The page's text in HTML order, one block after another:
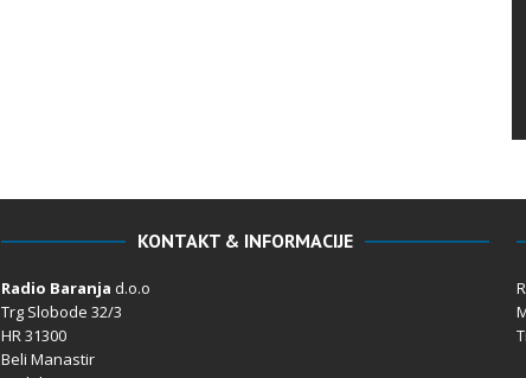
KONTAKT & INFORMACIJE
Radio Baranja d.o.o
Trg Slobode 32/3
HR 31300
Beli Manastir